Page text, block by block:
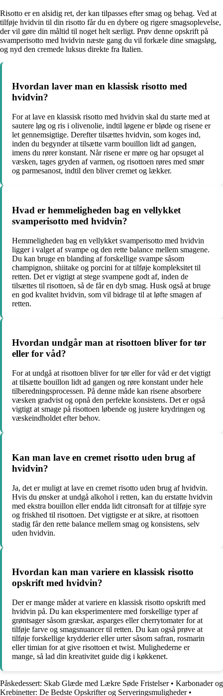
Risotto er en alsidig ret, der kan tilpasses efter smag og behag. Ved at
tilføje hvidvin til din risotto får du en dybere og rigere smagsoplevelse,
der vil gøre din måltid til noget helt særligt. Prøv denne opskrift på
svamperisotto med hvidvin næste gang du vil forkæle dine smagsløg,
og nyd den cremede luksus direkte fra Italien.
Hvordan laver man en klassisk risotto med
hvidvin?
For at lave en klassisk risotto med hvidvin skal du starte med at
sautere løg og ris i olivenolie, indtil løgene er bløde og risene er
let gennemsigtige. Derefter tilsættes hvidvin, som koges ind,
inden du begynder at tilsætte varm bouillon lidt ad gangen,
imens du rører konstant. Når risene er møre og har opsuget al
væsken, tages gryden af varmen, og risottoen røres med smør
og parmesanost, indtil den bliver cremet og lækker.
Hvad er hemmeligheden bag en vellykket
svamperisotto med hvidvin?
Hemmeligheden bag en vellykket svamperisotto med hvidvin
ligger i valget af svampe og den rette balance mellem smagene.
Du kan bruge en blanding af forskellige svampe såsom
champignon, shiitake og porcini for at tilføje kompleksitet til
retten. Det er vigtigt at stege svampene godt af, inden de
tilsættes til risottoen, så de får en dyb smag. Husk også at bruge
en god kvalitet hvidvin, som vil bidrage til at løfte smagen af
retten.
Hvordan undgår man at risottoen bliver for tør
eller for våd?
For at undgå at risottoen bliver for tør eller for våd er det vigtigt
at tilsætte bouillon lidt ad gangen og røre konstant under hele
tilberedningsprocessen. På denne måde kan risene absorbere
væsken gradvist og opnå den perfekte konsistens. Det er også
vigtigt at smage på risottoen løbende og justere krydringen og
væskeindholdet efter behov.
Kan man lave en cremet risotto uden brug af
hvidvin?
Ja, det er muligt at lave en cremet risotto uden brug af hvidvin.
Hvis du ønsker at undgå alkohol i retten, kan du erstatte hvidvin
med ekstra bouillon eller endda lidt citronsaft for at tilføje syre
og friskhed til risottoen. Det vigtigste er at sikre, at risottoen
stadig får den rette balance mellem smag og konsistens, selv
uden hvidvin.
Hvordan kan man variere en klassisk risotto
opskrift med hvidvin?
Der er mange måder at variere en klassisk risotto opskrift med
hvidvin på. Du kan eksperimentere med forskellige typer af
grøntsager såsom græskar, asparges eller cherrytomater for at
tilføje farve og smagsnuancer til retten. Du kan også prøve at
tilføje forskellige krydderier eller urter såsom safran, rosmarin
eller timian for at give risottoen et twist. Mulighederne er
mange, så lad din kreativitet guide dig i køkkenet.
Påskedessert: Skab Glæde med Lækre Søde Fristelser• Karbonader og
Krebinetter: De Bedste Opskrifter og Serveringsmuligheder•